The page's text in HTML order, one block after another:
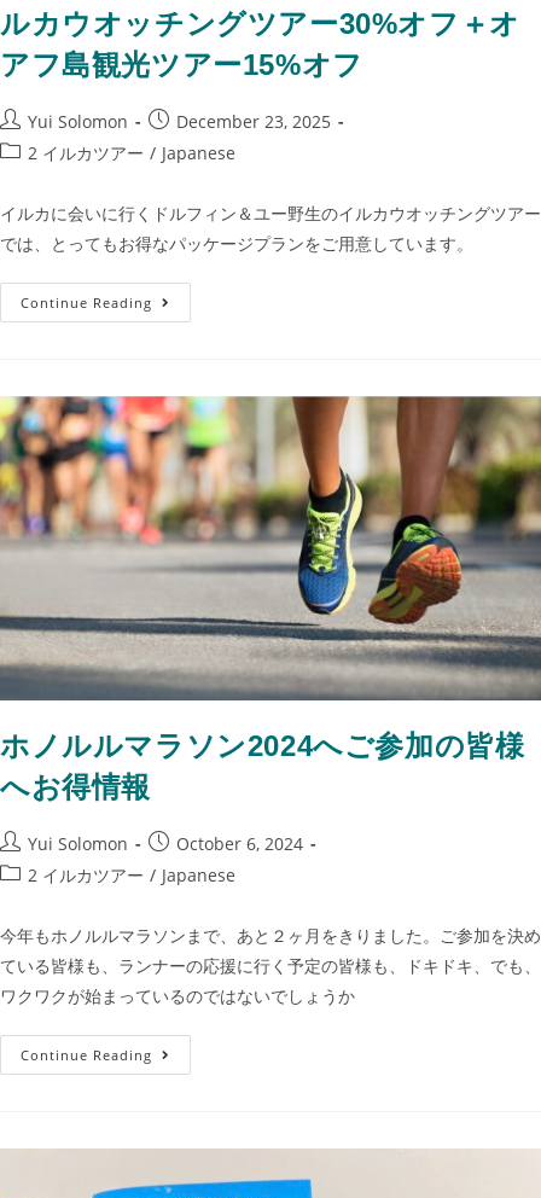
ルカウオッチングツアー30%オフ＋オ
アフ島観光ツアー15%オフ
Yui Solomon
December 23, 2025
2 イルカツアー / Japanese
イルカに会いに行くドルフィン＆ユー野生のイルカウオッチングツアー
では、とってもお得なパッケージプランをご用意しています。
Continue Reading
ホノルルマラソン2024へご参加の皆様
へお得情報
Yui Solomon
October 6, 2024
2 イルカツアー / Japanese
今年もホノルルマラソンまで、あと２ヶ月をきりました。ご参加を決め
ている皆様も、ランナーの応援に行く予定の皆様も、ドキドキ、でも、
ワクワクが始まっているのではないでしょうか
Continue Reading